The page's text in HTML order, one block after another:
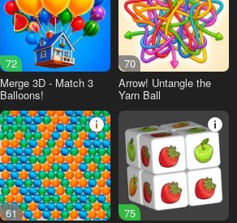
72
Merge 3D - Match 3
Balloons!
70
Arrow! Untangle the
Yarn Ball
61
75